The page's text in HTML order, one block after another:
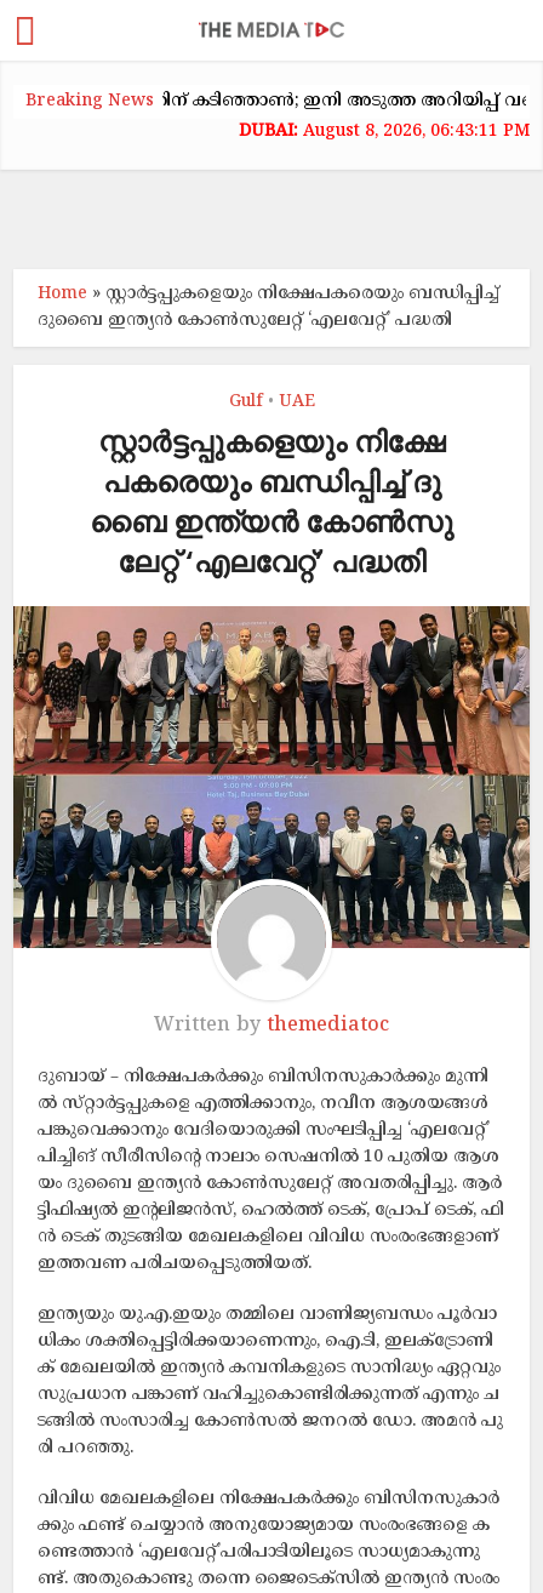
Breaking Newsകടിഞ്ഞാൺ; ഇനി അടുത്ത അറിയിപ്പ് വരെ
August 8, 2026, 06:43:11 PM
Home » സ്റ്റാ​ർ​ട്ട​പ്പു​ക​ളെ​യും നി​ക്ഷേ​പ​ക​രെ​യും ബ​ന്ധി​പ്പി​ച്ച്​
ദു​ബൈ ഇ​ന്ത്യ​ൻ കോ​ൺ​സു​​ലേ​റ്റ് ‘എ​ല​വേ​റ്റ്​’ പദ്ധതി
Gulf • UAE
സ്റ്റാ​ർ​ട്ട​പ്പു​ക​ളെ​യും നി​ക്ഷേ​
പ​ക​രെ​യും ബ​ന്ധി​പ്പി​ച്ച്​ ദു​
ബൈ ഇ​ന്ത്യ​ൻ കോ​ൺ​സു​​
ലേ​റ്റ് ‘എ​ല​വേ​റ്റ്​’ പദ്ധതി
Written by themediatoc
ദുബായ് – നി​ക്ഷേ​പ​ക​ർ​ക്കും ബി​സി​ന​സു​കാ​ർ​ക്കും മു​ന്നി​
ൽ സ്​​​റ്റാ​ർ​ട്ട​പ്പു​ക​ളെ എ​ത്തി​ക്കാ​നും, ന​വീ​ന ആ​ശ​യ​ങ്ങ​ൾ
പ​ങ്കു​വെ​ക്കാ​നും വേ​ദി​യൊ​രു​ക്കി സം​ഘ​ടി​പ്പി​ച്ച ‘എ​ല​വേ​റ്റ്​’​
പിച്ചിങ്‌​ സീ​രീ​സി​ന്‍റെ നാ​ലാം സെ​ഷ​നി​ൽ 10 പു​തി​യ ആ​ശ​
യം ദു​ബൈ ഇ​ന്ത്യ​ൻ കോ​ൺ​സു​​ലേ​റ്റ് അ​വ​ത​രി​പ്പി​ച്ചു. ആ​ർ​
ട്ടി​ഫി​ഷ്യ​ൽ ഇ​ന്‍റ​ലി​ജ​ൻ​സ്, ഹെ​ൽ​ത്ത്​ ടെ​ക്, പ്രോ​പ്​ ടെ​ക്, ഫി​
ൻ ടെ​ക്​ തു​ട​ങ്ങി​യ മേ​ഖ​ല​ക​ളി​ലെ വി​വി​ധ സം​രം​ഭ​ങ്ങ​ളാ​ണ്
ഇത്തവണ​ പ​രി​ച​യ​പ്പെ​ടു​ത്തി​യ​ത്.
ഇ​ന്ത്യ​യും യു.​എ.​ഇ​യും ത​മ്മി​ലെ വാ​ണി​ജ്യ​ബ​ന്ധം പൂ​ർ​വാ​
ധി​കം ശ​ക്തി​​പ്പെ​ട്ടി​രി​ക്ക​യാ​ണെ​ന്നും, ഐ.​ടി, ഇ​ല​ക്​​ട്രോ​ണി​
ക്​ മേ​ഖ​ല​യി​ൽ ഇ​ന്ത്യ​ൻ ക​മ്പ​നി​ക​ളു​ടെ സാനിദ്ധ്യം ഏ​റ്റ​വും
സു​പ്ര​ധാ​ന പങ്കാണ് വഹിച്ചുകൊണ്ടിരിക്കുന്നത് എന്നും ച​
ട​ങ്ങി​ൽ സം​സാ​രി​ച്ച കോ​ൺ​സ​ൽ ജ​ന​റ​ൽ ഡോ. ​അ​മ​ൻ പു​
രി പ​റ​ഞ്ഞു.
വി​വി​ധ മേ​ഖ​ല​ക​ളി​ലെ നി​ക്ഷേ​പ​ക​ർ​ക്കും ബി​സി​ന​സു​കാ​ർ​
ക്കും ഫ​ണ്ട്​ ചെ​യ്യാ​ൻ അ​നു​യോ​ജ്യ​മാ​യ സം​രം​ഭ​ങ്ങ​ളെ ക​
ണ്ടെ​ത്താ​ൻ ‘എ​ല​വേ​റ്റ്​’​പ​രി​പാ​ടി​യി​ലൂ​ടെ സാ​ധ്യ​മാ​കു​ന്നു​
ണ്ട്. അതുകൊണ്ടു തന്നെ ജൈ​ടെ​ക്സി​ൽ ഇ​ന്ത്യ​ൻ സം​രം​